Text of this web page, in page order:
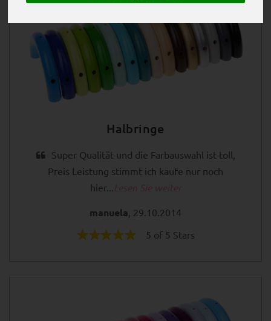
Halbringe
Super Qualität und die Farbauswahl ist toll,
Preis Leistung stimmt ich kaufe nur noch
hier...
manuela , 29.10.2014
5 of 5 Stars